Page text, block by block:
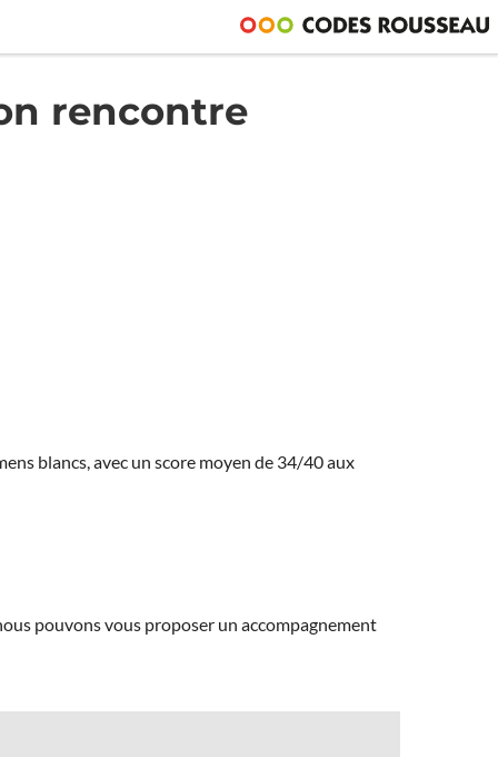
rencontre
blancs, avec un score moyen de 34/40 aux
pouvons vous proposer un accompagnement